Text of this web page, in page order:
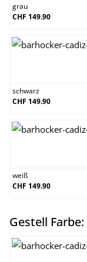
grau
CHF 149.90
schwarz
CHF 149.90
weiß
CHF 149.90
Gestell Farbe: